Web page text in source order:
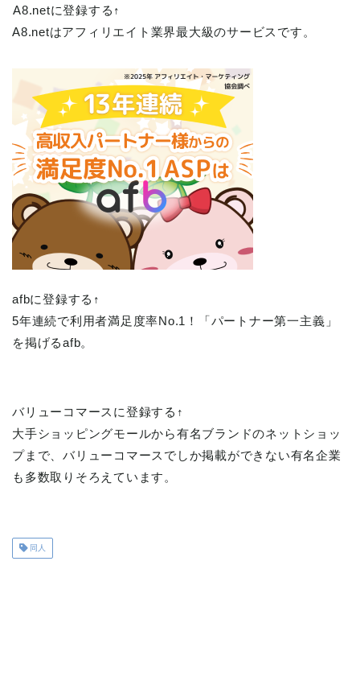
A8.netに登録する↑
A8.netはアフィリエイト業界最大級のサービスです。
afbに登録する↑
5年連続で利用者満足度率No.1！「パートナー第一主義」
を掲げるafb。
バリューコマースに登録する↑
大手ショッピングモールから有名ブランドのネットショッ
プまで、バリューコマースでしか掲載ができない有名企業
も多数取りそろえています。
同人